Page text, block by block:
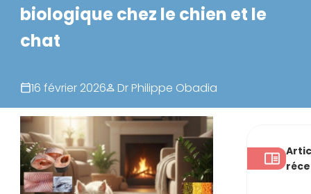
biologique chez le chien et le
chat
16 février 2026 Dr Philippe Obadia